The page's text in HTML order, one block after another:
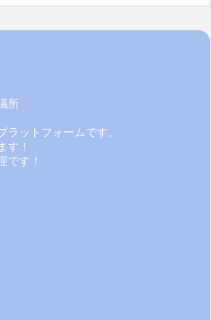
所
ットフォームです。
す！
です！